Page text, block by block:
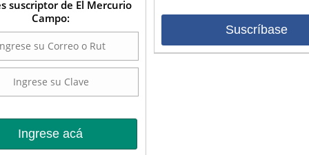
de excelencia en ciruelas
espera una disminución de alrededor del 15% en la producción
suscriptor de El Mercurio
Campo:
Ingrese acá
Suscríbase